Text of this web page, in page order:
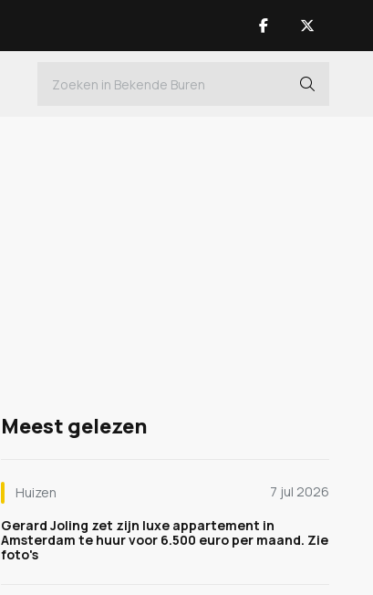
Meest gelezen
Huizen
7 jul 2026
Gerard Joling zet zijn luxe appartement in
Amsterdam te huur voor 6.500 euro per maand. Zie
foto's